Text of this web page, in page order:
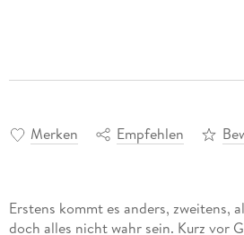
Merken Empfehlen
Erstens kommt es anders, zweitens,
doch alles nicht wahr sein. Kurz vor